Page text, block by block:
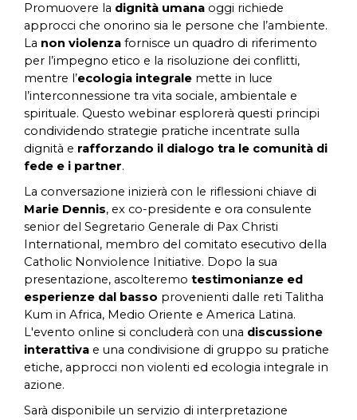
Promuovere la dignità umana oggi richiede
approcci che onorino sia le persone che l’ambiente.
La non violenza fornisce un quadro di riferimento
per l’impegno etico e la risoluzione dei conflitti,
mentre l’ecologia integrale mette in luce
l’interconnessione tra vita sociale, ambientale e
spirituale. Questo webinar esplorerà questi principi
condividendo strategie pratiche incentrate sulla
dignità e rafforzando il dialogo tra le comunità di
fede e i partner.
La conversazione inizierà con le riflessioni chiave di
Marie Dennis, ex co-presidente e ora consulente
senior del Segretario Generale di Pax Christi
International, membro del comitato esecutivo della
Catholic Nonviolence Initiative. Dopo la sua
presentazione, ascolteremo testimonianze ed
esperienze dal basso provenienti dalle reti Talitha
Kum in Africa, Medio Oriente e America Latina.
L'evento online si concluderà con una discussione
interattiva e una condivisione di gruppo su pratiche
etiche, approcci non violenti ed ecologia integrale in
azione.
Sarà disponibile un servizio di interpretazione